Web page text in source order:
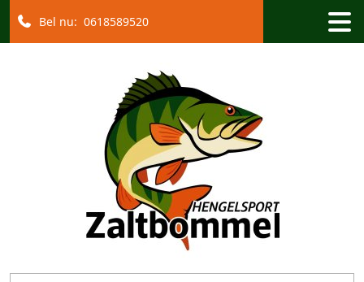
Bel nu: 0618589520